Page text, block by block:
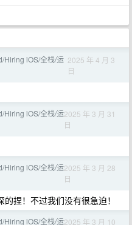
Hiring iOS/全栈/运 2025 年 4 月 3
日
Hiring iOS/全栈/运2025 年 3 月 31
日
Hiring iOS/全栈/运2025 年 3 月 28
日
捏！不过我们没有很急迫！
Hiring iOS/全栈/运2025 年 3 月 10